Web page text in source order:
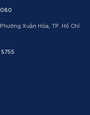
Xuân Hòa, TP. Hồ Chí